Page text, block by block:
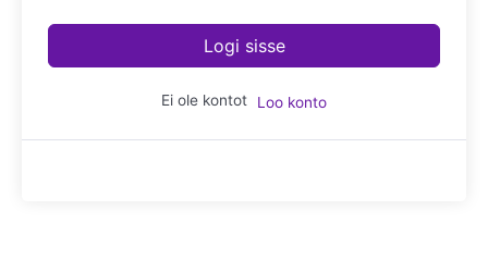
Logi sisse
Ei ole kontot Loo konto